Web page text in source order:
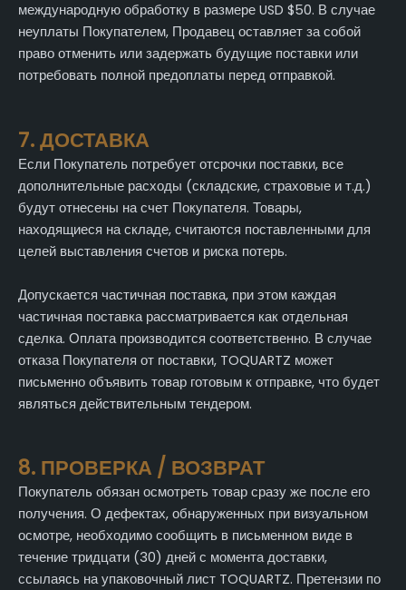
международную обработку в размере USD $50. В случае
неуплаты Покупателем, Продавец оставляет за собой
право отменить или задержать будущие поставки или
потребовать полной предоплаты перед отправкой.
7. ДОСТАВКА
Если Покупатель потребует отсрочки поставки, все
дополнительные расходы (складские, страховые и т.д.)
будут отнесены на счет Покупателя. Товары,
находящиеся на складе, считаются поставленными для
целей выставления счетов и риска потерь.
Допускается частичная поставка, при этом каждая
частичная поставка рассматривается как отдельная
сделка. Оплата производится соответственно. В случае
отказа Покупателя от поставки, TOQUARTZ может
письменно объявить товар готовым к отправке, что будет
являться действительным тендером.
8. ПРОВЕРКА / ВОЗВРАТ
Покупатель обязан осмотреть товар сразу же после его
получения. О дефектах, обнаруженных при визуальном
осмотре, необходимо сообщить в письменном виде в
течение тридцати (30) дней с момента доставки,
ссылаясь на упаковочный лист TOQUARTZ. Претензии по